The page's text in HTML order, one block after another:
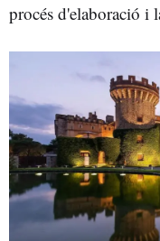
procés d'elaboració i